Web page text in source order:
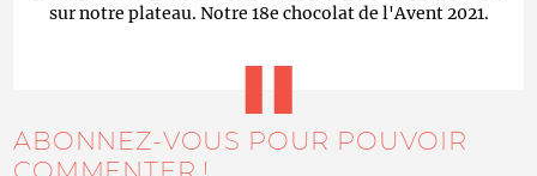
sur notre plateau. Notre 18e chocolat de l'Avent 2021.
ABONNEZ-VOUS POUR POUVOIR